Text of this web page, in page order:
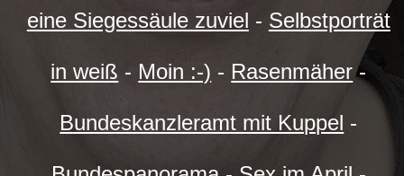
eine Siegessäule zuviel - Selbstporträt
in weiß - Moin :-) - Rasenmäher-
Bundeskanzleramt mit Kuppel -